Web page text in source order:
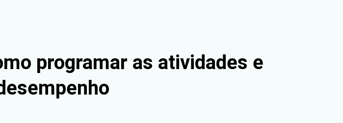
programar as atividades e